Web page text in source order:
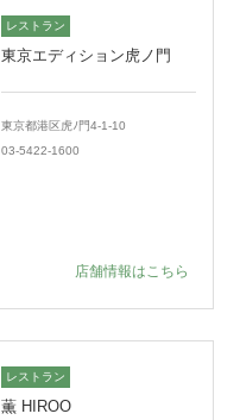
レストラン
東京エディション虎ノ門
東京都港区虎ﾉ門4-1-10
03-5422-1600
店舗情報はこちら
レストラン
薫 HIROO